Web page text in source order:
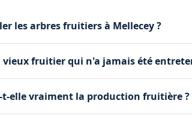
les arbres fruitiers à Mellecey ?
préfèrent une taille après la récolte, en
de Mellecey.
fruitier qui n'a jamais été
arbres fruitiers à Mellecey sans les
elle vraiment la production fruitière ?